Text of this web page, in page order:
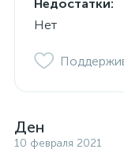
Недостатки:
Нет
Ден
10 февраля 2021